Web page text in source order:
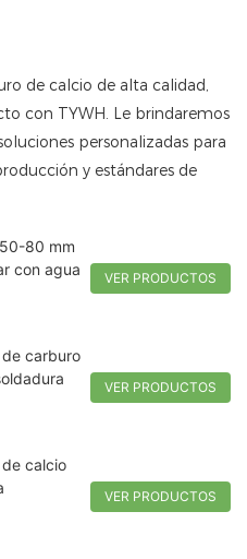
de calcio de alta calidad,
con TYWH. Le brindaremos
personalizadas para
y estándares de
80 mm
con agua
VER PRODUCTOS
carburo
VER PRODUCTOS
calcio
VER PRODUCTOS